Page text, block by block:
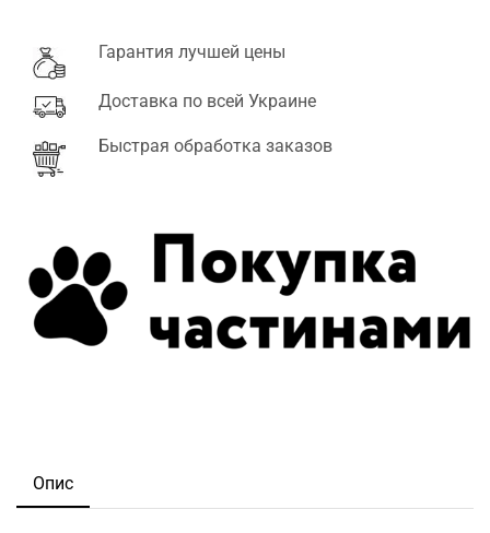
Гарантия лучшей цены
Доставка по всей Украине
Быстрая обработка заказов
Опис